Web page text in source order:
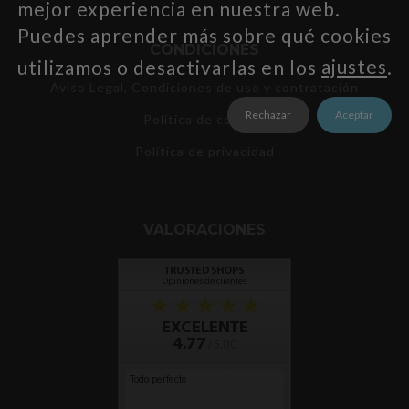
Política de cookies
mejor experiencia en nuestra web.
Puedes aprender más sobre qué cookies
utilizamos o desactivarlas en los ajustes.
Aceptar
Rechazar